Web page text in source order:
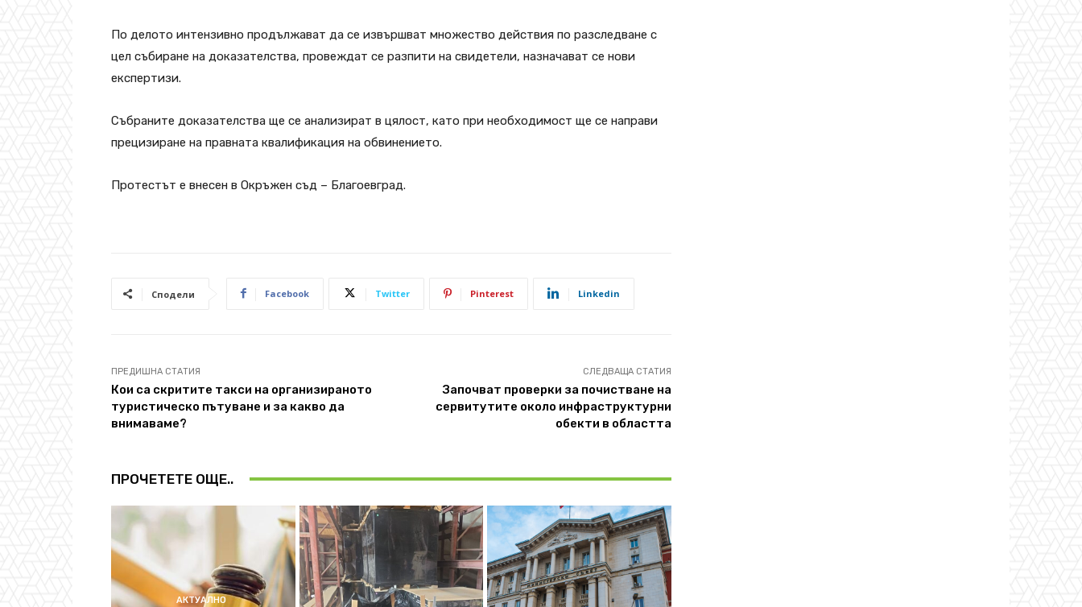
По делото интензивно продължават да се извършват множество действия по разследване с
цел събиране на доказателства, провеждат се разпити на свидетели, назначават се нови
експертизи.
Събраните доказателства ще се анализират в цялост, като при необходимост ще се направи
прецизиране на правната квалификация на обвинението.
Протестът е внесен в Окръжен съд – Благоевград.
Сподели Facebook Twitter Pinterest Linkedin
ПРЕДИШНА СТАТИЯ
Кои са скритите такси на организираното
туристическо пътуване и за какво да
внимаваме?
СЛЕДВАЩА СТАТИЯ
Започват проверки за почистване на
сервитутите около инфраструктурни
обекти в областта
ПРОЧЕТЕТЕ ОЩЕ..
АКТУАЛНО